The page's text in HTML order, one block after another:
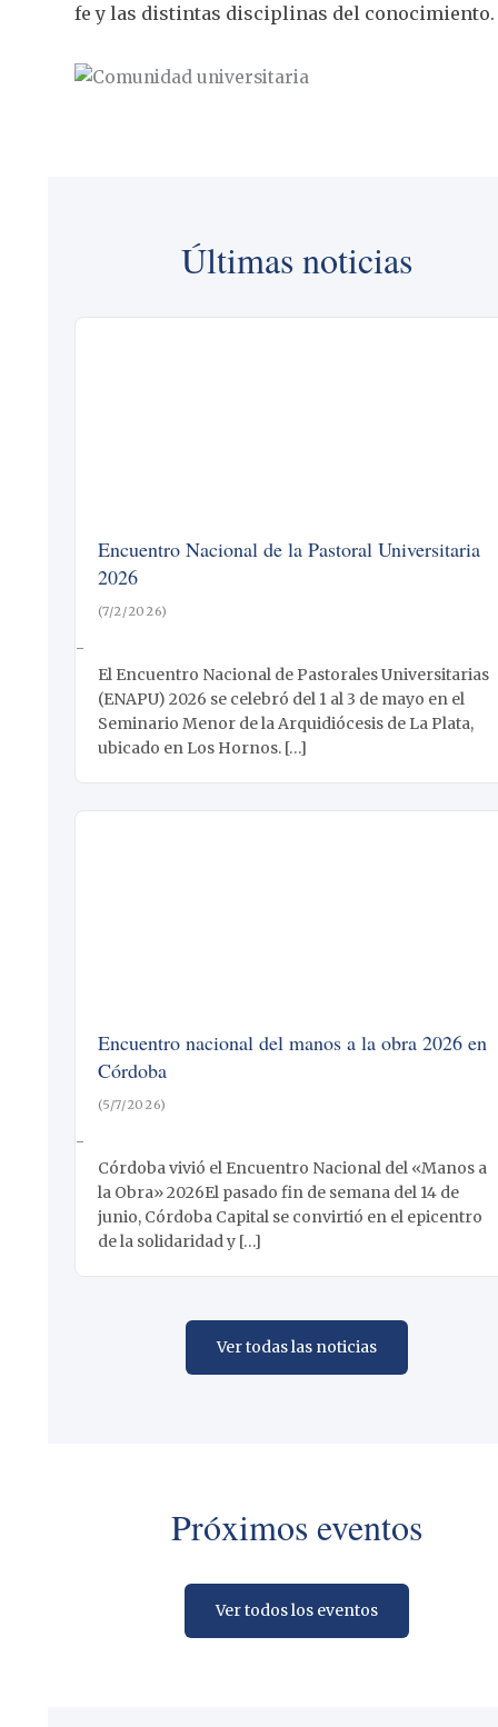
fe y las distintas disciplinas del conocimiento.
Últimas noticias
Encuentro Nacional de la Pastoral Universitaria
2026
(7/2/2026)
-
El Encuentro Nacional de Pastorales Universitarias
(ENAPU) 2026 se celebró del 1 al 3 de mayo en el
Seminario Menor de la Arquidiócesis de La Plata,
ubicado en Los Hornos. […]
Encuentro nacional del manos a la obra 2026 en
Córdoba
(5/7/2026)
-
Córdoba vivió el Encuentro Nacional del «Manos a
la Obra» 2026El pasado fin de semana del 14 de
junio, Córdoba Capital se convirtió en el epicentro
de la solidaridad y […]
Ver todas las noticias
Próximos eventos
Ver todos los eventos